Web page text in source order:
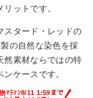
ットです。
スタード・レッドの
の自然な染色を採
然素材ならではの特
ケースです。